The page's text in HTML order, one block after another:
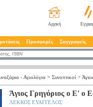
Αρχική
Προσφορές Συγγραφείς
- Αγιολόγια > Συνοπτικοί >
Άγιος Γρηγόριος ο Ε' ο
ΛΕΚΚΟΣ ΕΥΑΓΓΕΛΟΣ